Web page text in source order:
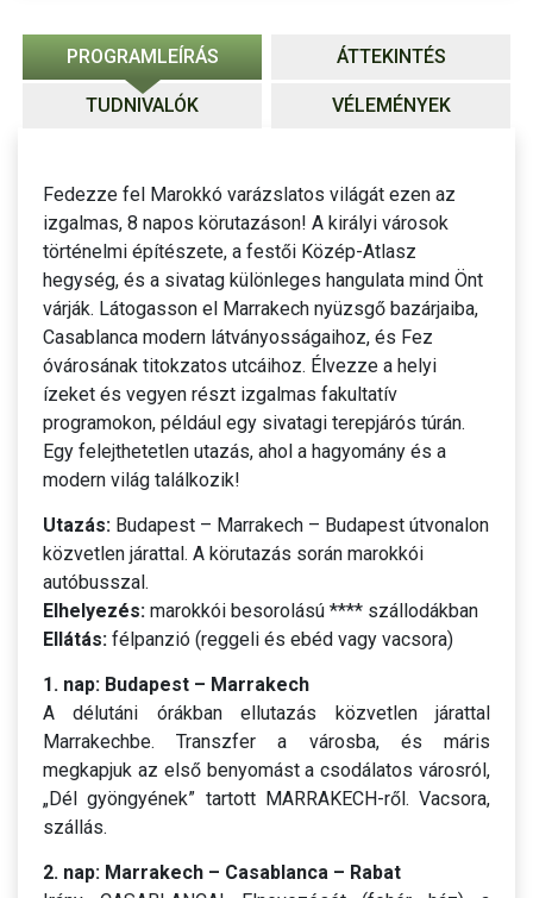
PROGRAMLEÍRÁS ÁTTEKINTÉS
TUDNIVALÓK VÉLEMÉNYEK
Fedezze fel Marokkó varázslatos világát ezen az
izgalmas, 8 napos körutazáson! A királyi városok
történelmi építészete, a festői Közép-Atlasz
hegység, és a sivatag különleges hangulata mind Önt
várják. Látogasson el Marrakech nyüzsgő bazárjaiba,
Casablanca modern látványosságaihoz, és Fez
óvárosának titokzatos utcáihoz. Élvezze a helyi
ízeket és vegyen részt izgalmas fakultatív
programokon, például egy sivatagi terepjárós túrán.
Egy felejthetetlen utazás, ahol a hagyomány és a
modern világ találkozik!
Utazás: Budapest – Marrakech – Budapest útvonalon
közvetlen járattal. A körutazás során marokkói
autóbusszal.
Elhelyezés: marokkói besorolású **** szállodákban
Ellátás: félpanzió (reggeli és ebéd vagy vacsora)
1. nap: Budapest – Marrakech
A délutáni órákban ellutazás közvetlen járattal
Marrakechbe. Transzfer a városba, és máris
megkapjuk az első benyomást a csodálatos városról,
„Dél gyöngyének” tartott MARRAKECH-ről. Vacsora,
szállás.
2. nap: Marrakech – Casablanca – Rabat